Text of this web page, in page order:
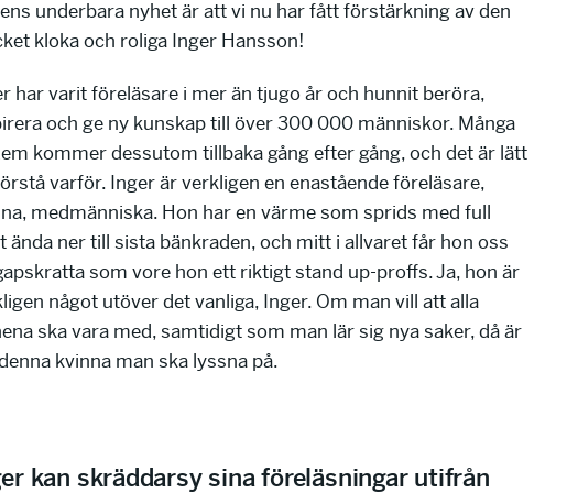
underbara nyhet är att vi nu har fått förstärkning av den
kloka och roliga Inger Hansson!
har varit föreläsare i mer än tjugo år och hunnit beröra,
och ge ny kunskap till över 300 000 människor. Många
kommer dessutom tillbaka gång efter gång, och det är lätt
varför. Inger är verkligen en enastående föreläsare,
medmänniska. Hon har en värme som sprids med full
ända ner till sista bänkraden, och mitt i allvaret får hon oss
som vore hon ett riktigt stand up-proffs. Ja, hon är
något utöver det vanliga, Inger. Om man vill att alla
ska vara med, samtidigt som man lär sig nya saker, då är
kvinna man ska lyssna på.
kan skräddarsy sina föreläsningar utifrån